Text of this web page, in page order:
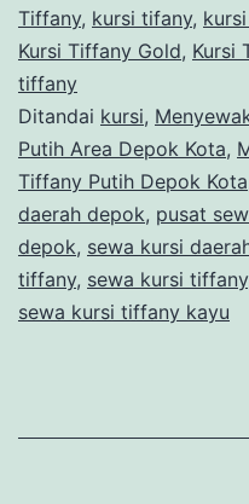
Tiffany, kursi tifany,
Kursi Tiffany Gold, Kursi
tiffany
Ditandai kursi,
Putih Area Depok Kota,
Tiffany Putih Depok Kota
daerah depok, pusat
depok, sewa kursi
tiffany, sewa kursi tiffany
sewa kursi tiffany kayu